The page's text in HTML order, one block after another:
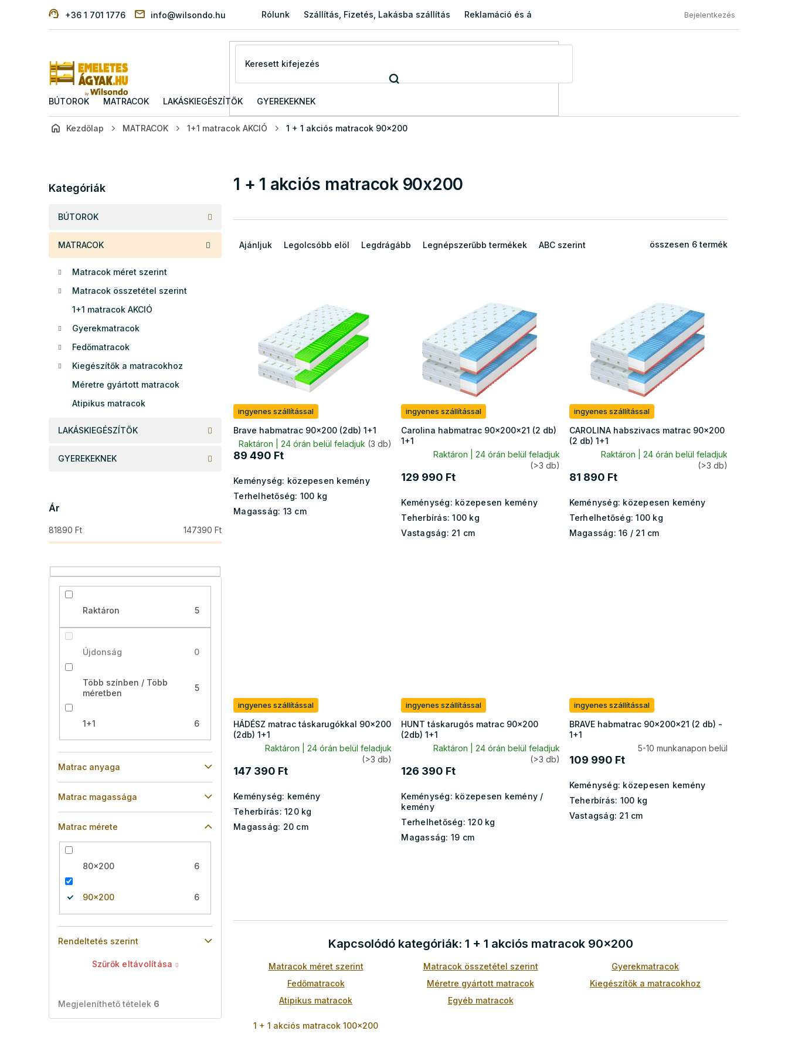
+36 1 701 1776 info@wilsondo.hu Rólunk Szállítás, Fizetés, Lakásba szállítás Reklamáció és áru visszaküldése Általános Szerződési Feltételek
Bejelentkezés
BÚTOROK MATRACOK LAKÁSKIEGÉSZÍTŐK GYEREKEKNEK
Kezdőlap MATRACOK 1+1 matracok AKCIÓ 1 + 1 akciós matracok 90x200
a
p
n
átugrása
Kategóriák
BÚTOROK
MATRACOK
Matracok méret szerint
Matracok összetétel szerint
1+1 matracok AKCIÓ
Gyerekmatracok
Fedőmatracok
Kiegészítők a matracokhoz
Méretre gyártott matracok
Atipikus matracok
LAKÁSKIEGÉSZÍTŐK
GYEREKEKNEK
Ár
81890 Ft 147390 Ft
Raktáron 5
Újdonság 0
Több színben / Több
méretben
5
1+1 6
Matrac anyaga
Matrac magassága
Matrac mérete
80x200 6
90x200 6
Rendeltetés szerint
Szűrők eltávolítása
Megjeleníthető tételek 6
1 + 1 akciós matracok 90x200
e
é
s
e
Ajánljuk Legolcsóbb elöl Legdrágább Legnépszerűbb termékek ABC szerint összesen 6termék
s
t
á
j
a
ingyenes szállítással
Brave habmatrac 90x200 (2db) 1+1
Raktáron | 24 órán belül feladjuk (3 db)
89 490 Ft
Keménység: közepesen kemény
Terhelhetőség: 100 kg
Magasság: 13 cm
ingyenes szállítással
Carolina habmatrac 90x200x21 (2 db)
1+1
Raktáron | 24 órán belül feladjuk
(>3 db)
129 990 Ft
Keménység: közepesen kemény
Teherbírás: 100 kg
Vastagság: 21 cm
ingyenes szállítással
CAROLINA habszivacs matrac 90x200
(2 db) 1+1
Raktáron | 24 órán belül feladjuk
(>3 db)
81 890 Ft
Keménység: közepesen kemény
Terhelhetőség: 100 kg
Magasság: 16 / 21 cm
ingyenes szállítással
HÁDÉSZ matrac táskarugókkal 90x200
(2db) 1+1
Raktáron | 24 órán belül feladjuk
(>3 db)
147 390 Ft
Keménység: kemény
Teherbírás: 120 kg
Magasság: 20 cm
ingyenes szállítással
HUNT táskarugós matrac 90x200
(2db) 1+1
Raktáron | 24 órán belül feladjuk
(>3 db)
126 390 Ft
Keménység: közepesen kemény /
kemény
Terhelhetőség: 120 kg
Magasság: 19 cm
ingyenes szállítással
BRAVE habmatrac 90x200x21 (2 db) -
1+1
5-10 munkanapon belül
109 990 Ft
Keménység: közepesen kemény
Teherbírás: 100 kg
Vastagság: 21 cm
t
á
n
y
í
Kapcsolódó kategóriák: 1 + 1 akciós matracok 90x200
Matracok méret szerint Matracok összetétel szerint
Gyerekmatracok
Fedőmatracok
Méretre gyártott matracok
Kiegészítők a matracokhoz
Atipikus matracok
Egyéb matracok
1 + 1 akciós matracok 100x200